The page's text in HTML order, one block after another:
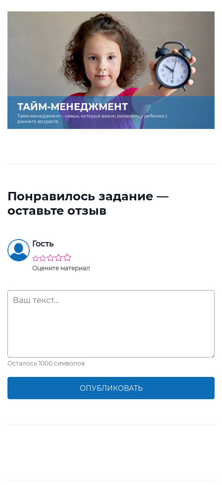
ТАЙМ-МЕНЕДЖМЕНТ
Тайм-менеджмент – навык, который важно развивать у ребенка с
раннего возраста.
Понравилось задание —
оставьте отзыв
Гость
Оцените материал
Осталось 1000 символов
ОПУБЛИКОВАТЬ